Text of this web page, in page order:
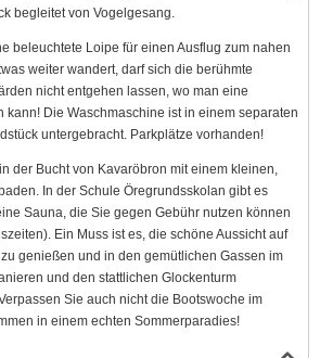
begleitet von Vogelgesang.
beleuchtete Loipe für einen Ausflug zum nahen
weiter wandert, darf sich die berühmte
nicht entgehen lassen, wo man eine
kann! Die Waschmaschine ist in einem separaten
untergebracht. Parkplätze vorhanden!
der Bucht von Kavaröbron mit einem kleinen,
In der Schule Öregrundsskolan gibt es
Sauna, die Sie gegen Gebühr nutzen können
Ein Muss ist es, die schöne Aussicht auf
genießen und in den gemütlichen Gassen im
und den stattlichen Glockenturm
Sie auch nicht die Bootswoche im
in einem echten Sommerparadies!